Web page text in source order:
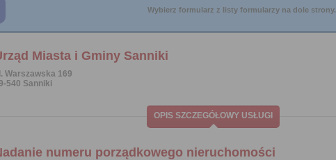
Wybierz formularz z listy formularzy na dole strony.
Miasta i Gminy Sanniki
Warszawska 169
540 Sanniki
OPIS SZCZEGÓŁOWY USŁUGI
numeru porządkowego nieruchomości